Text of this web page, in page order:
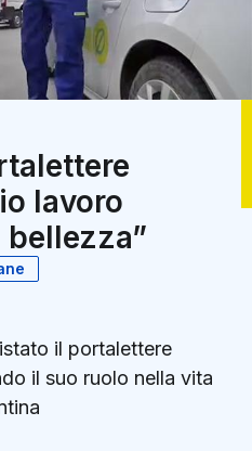
lavoro
il portalettere
il suo ruolo nella vita